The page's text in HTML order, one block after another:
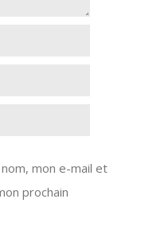
mon e-mail et
prochain